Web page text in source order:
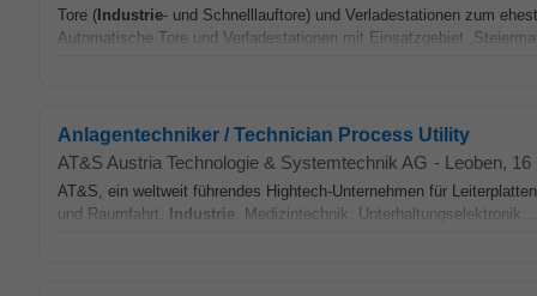
Tore ( Industrie- und Schnelllauftore) und Verladestationen zum
Automatische Tore und Verladestationen mit Einsatzgebiet
Anlagentechniker / Technician Process Utility
AT&S Austria Technologie & Systemtechnik AG - Leoben, 16
AT&S, ein weltweit führendes Hightech-Unternehmen für
und Raumfahrt, Industrie , Medizintechnik, Unterhaltungselektronik...